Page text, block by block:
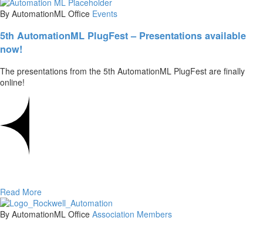
By AutomationML Office Events
5th AutomationML PlugFest – Presentations available
now!
The presentations from the 5th AutomationML PlugFest are finally
online!
Read More
By AutomationML Office Association Members